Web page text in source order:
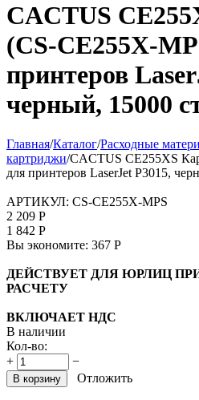
CACTUS
(CS-CE255X-
принтеров
черный, 15000
Главная/Каталог/Расходные
картриджи/CACTUS CE255XS
для принтеров LaserJet P3015,
АРТИКУЛ: CS-CE255X-MPS
2 209 Р
1 842 Р
Вы экономите: 367 Р
ДЕЙСТВУЕТ ДЛЯ ЮРЛИЦ
РАСЧЕТУ
ВКЛЮЧАЕТ НДС
В наличии
Кол-во:
+
−
В корзину Отложить